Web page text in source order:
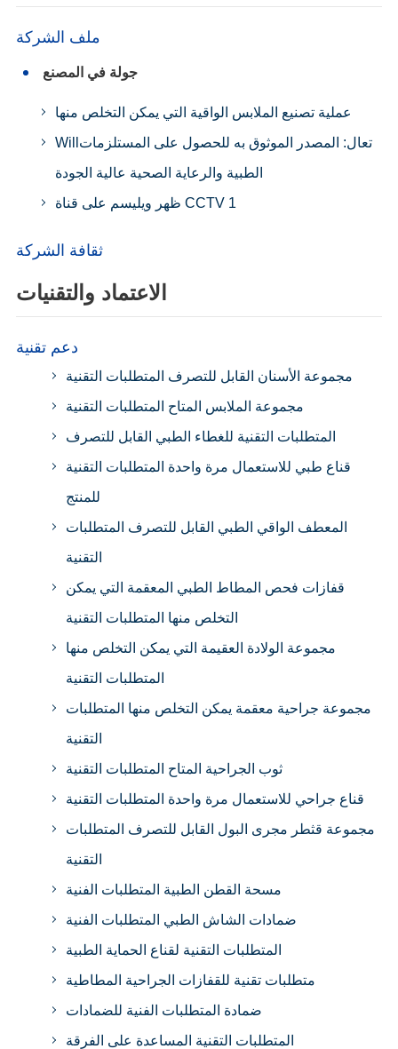
ملف الشركة
جولة في المصنع
عملية تصنيع الملابس الواقية التي يمكن التخلص منها
Willتعال: المصدر الموثوق به للحصول على المستلزمات
الطبية والرعاية الصحية عالية الجودة
ظهر ويليسم على قناة CCTV 1
ثقافة الشركة
الاعتماد والتقنيات
دعم تقنية
مجموعة الأسنان القابل للتصرف المتطلبات التقنية
مجموعة الملابس المتاح المتطلبات التقنية
المتطلبات التقنية للغطاء الطبي القابل للتصرف
قناع طبي للاستعمال مرة واحدة المتطلبات التقنية
للمنتج
المعطف الواقي الطبي القابل للتصرف المتطلبات
التقنية
قفازات فحص المطاط الطبي المعقمة التي يمكن
التخلص منها المتطلبات التقنية
مجموعة الولادة العقيمة التي يمكن التخلص منها
المتطلبات التقنية
مجموعة جراحية معقمة يمكن التخلص منها المتطلبات
التقنية
ثوب الجراحية المتاح المتطلبات التقنية
قناع جراحي للاستعمال مرة واحدة المتطلبات التقنية
مجموعة قثطر مجرى البول القابل للتصرف المتطلبات
التقنية
مسحة القطن الطبية المتطلبات الفنية
ضمادات الشاش الطبي المتطلبات الفنية
المتطلبات التقنية لقناع الحماية الطبية
متطلبات تقنية للقفازات الجراحية المطاطية
ضمادة المتطلبات الفنية للضمادات
المتطلبات التقنية المساعدة على الفرقة